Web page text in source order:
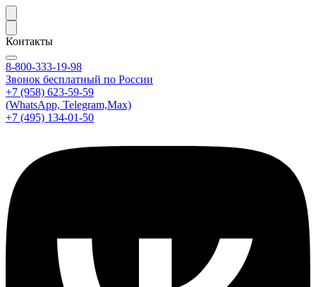
Контакты
8-800-333-19-98
Звонок бесплатный по России
+7 (958) 623-59-59
(WhatsApp, Telegram,Max)
+7 (495) 134-01-50